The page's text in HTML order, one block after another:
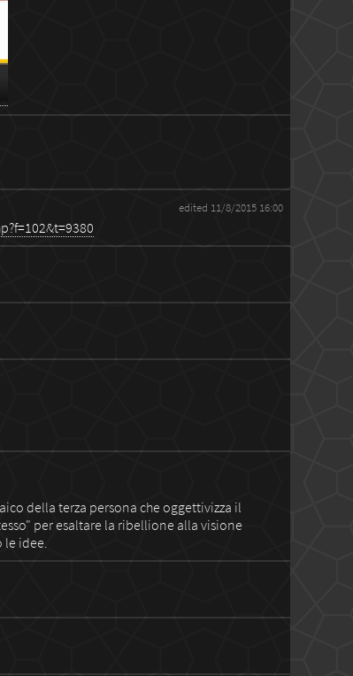
edited 11/8/2015 16:00
della terza persona che oggettivizza il
per esaltare la ribellione alla visione
le idee.